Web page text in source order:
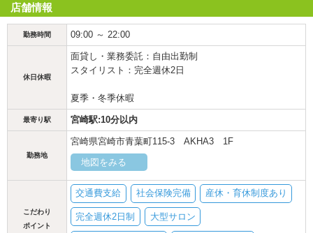
店舗情報
勤務時間 09:00 ～ 22:00
休日休暇
面貸し・業務委託：自由出勤制
スタイリスト：完全週休2日
夏季・冬季休暇
最寄り駅 宮崎駅:10分以内
勤務地
宮崎県宮崎市青葉町115-3 AKHA3 1F
地図をみる
こだわり
ポイント
交通費支給 社会保険完備 産休・育休制度あり
完全週休2日制 大型サロン